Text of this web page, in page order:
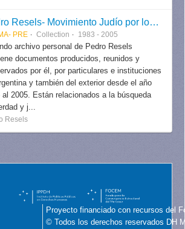
Pedro Resels- Movimiento Judío por los Derechos Humanos
PRE Collection 1983 - 2005
archivo personal de Pedro Resels
documentos producidos, reunidos y
por él, por particulares e instituciones
y también del exterior desde el año
al 2005. Están relacionados a la búsqueda
y j...
Resels
Proyecto financiado con recursos del
© Todos los derechos reservados DH